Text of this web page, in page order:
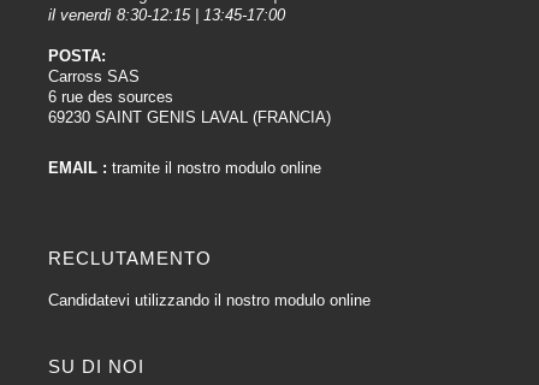
il venerdì 8:30-12:15 | 13:45-17:00
POSTA:
Carross SAS
6 rue des sources
69230 SAINT GENIS LAVAL (FRANCIA)
EMAIL : tramite il nostro modulo online
RECLUTAMENTO
Candidatevi utilizzando il nostro modulo online
SU DI NOI